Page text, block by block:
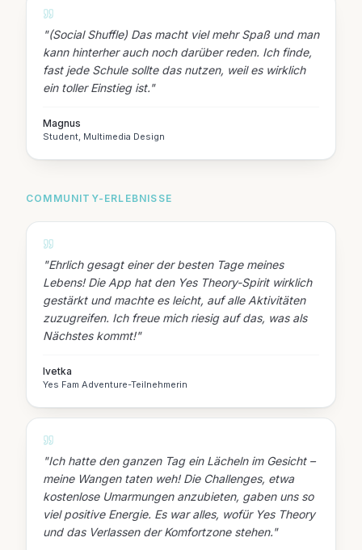
"(Social Shuffle) Das macht viel mehr Spaß und man
kann hinterher auch noch darüber reden. Ich finde,
fast jede Schule sollte das nutzen, weil es wirklich
ein toller Einstieg ist."
Magnus
Student, Multimedia Design
COMMUNITY-ERLEBNISSE
"Ehrlich gesagt einer der besten Tage meines
Lebens! Die App hat den Yes Theory-Spirit wirklich
gestärkt und machte es leicht, auf alle Aktivitäten
zuzugreifen. Ich freue mich riesig auf das, was als
Nächstes kommt!"
Ivetka
Yes Fam Adventure-Teilnehmerin
"Ich hatte den ganzen Tag ein Lächeln im Gesicht –
meine Wangen taten weh! Die Challenges, etwa
kostenlose Umarmungen anzubieten, gaben uns so
viel positive Energie. Es war alles, wofür Yes Theory
und das Verlassen der Komfortzone stehen."